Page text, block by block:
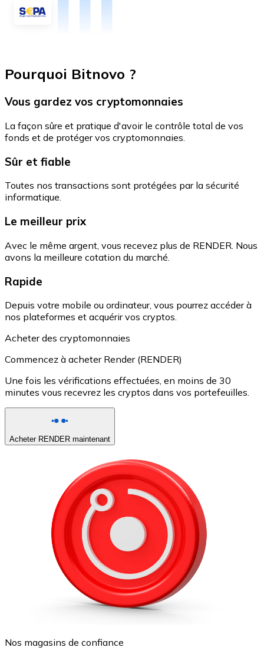
Pourquoi Bitnovo ?
Vous gardez vos cryptomonnaies
La façon sûre et pratique d'avoir le contrôle total de vos
fonds et de protéger vos cryptomonnaies.
Sûr et fiable
Toutes nos transactions sont protégées par la sécurité
informatique.
Le meilleur prix
Avec le même argent, vous recevez plus de RENDER. Nous
avons la meilleure cotation du marché.
Rapide
Depuis votre mobile ou ordinateur, vous pourrez accéder à
nos plateformes et acquérir vos cryptos.
Acheter des cryptomonnaies
Commencez à acheter Render (RENDER)
Une fois les vérifications effectuées, en moins de 30
minutes vous recevrez les cryptos dans vos portefeuilles.
Acheter RENDER maintenant
Nos magasins de confiance